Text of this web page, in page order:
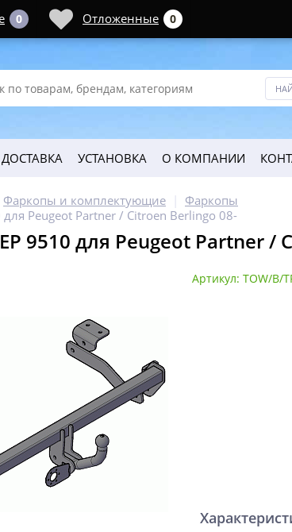
ДОСТАВКА УСТАНОВКА О КОМПАНИИ
Фаркопы и комплектующие
Фаркопы
Peugeot Partner / Citroen Berlingo 08-
9510 для Peugeot Partner /
Артикул: TOW/B/
0 Отложенные 0